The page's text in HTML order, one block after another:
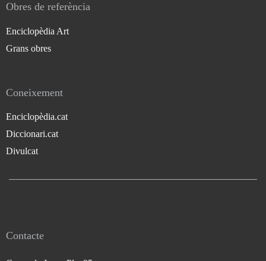
Obres de referència
Enciclopèdia Art
Grans obres
Coneixement
Enciclopèdia.cat
Diccionari.cat
Divulcat
Contacte